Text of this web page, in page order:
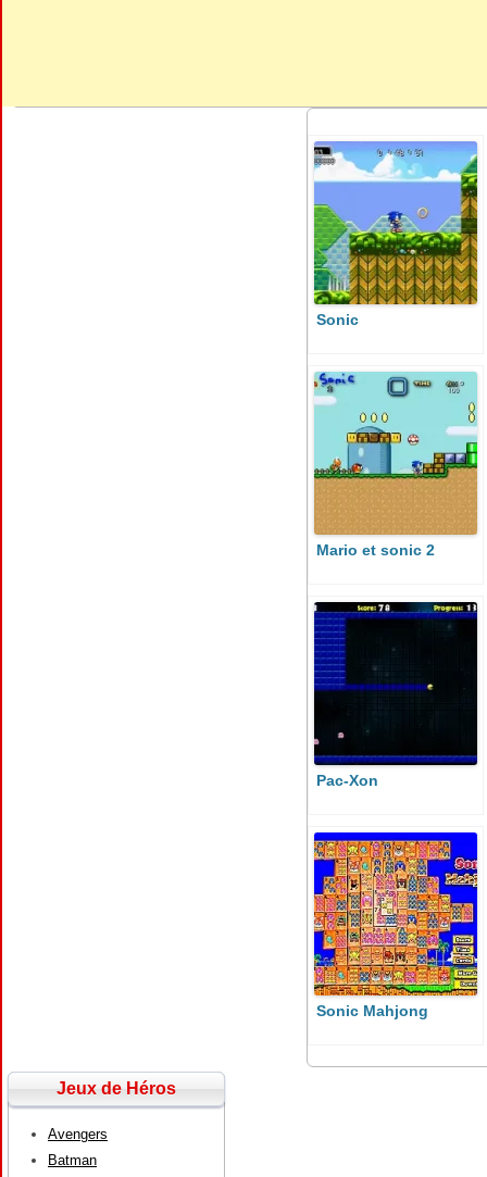
Sonic
Mario et sonic 2
Pac-Xon
Sonic Mahjong
Jeux de Héros
Avengers
Batman